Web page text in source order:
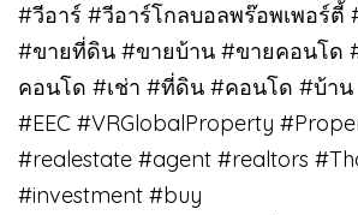
#วีอาร์ #วีอาร์โกลบอลพร๊อพเพอร์ตี้
#ขายที่ดิน #ขายบ้าน #ขายคอนโด
คอนโด #เช่า #ที่ดิน #คอนโด #บ้าน
#EEC #VRGlobalProperty
#realestate #agent #realtors
#investment #buy